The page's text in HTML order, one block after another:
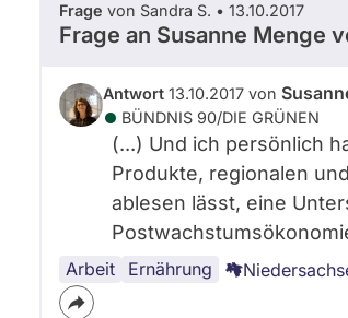
Frage von Sandra S. • 13.10.2017
Frage an Susanne Menge
Antwort 13.10.2017 von
BÜNDNIS 90/­DIE GRÜNEN
(...) Und ich persönlich
Produkte, regionalen
ablesen lässt, eine
Arbeit Ernährung
Handel